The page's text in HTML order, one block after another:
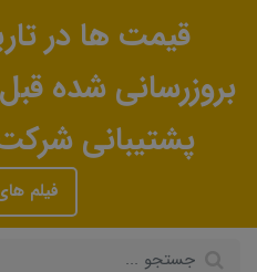
بروزرسانی شده
پشتیبانی
فیلم